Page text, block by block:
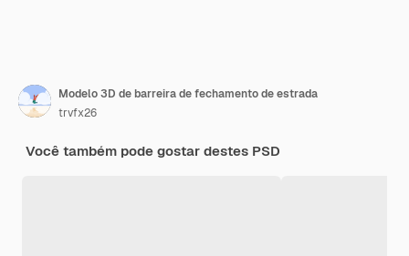
Modelo 3D de barreira de fechamento de estrada
trvfx26
Você também pode gostar destes PSD